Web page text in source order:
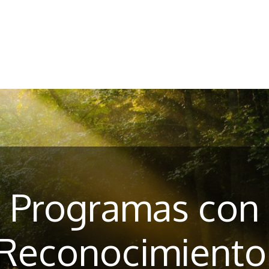
Programas con